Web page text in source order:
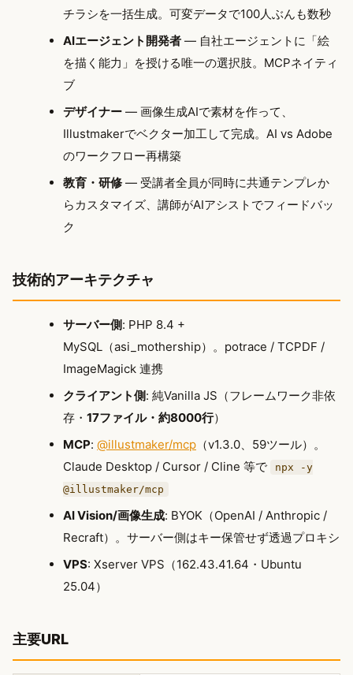
チラシを一括生成。可変データで100人ぶんも数秒
AIエージェント開発者 — 自社エージェントに「絵
を描く能力」を授ける唯一の選択肢。MCPネイティ
ブ
デザイナー — 画像生成AIで素材を作って、
Illustmakerでベクター加工して完成。AI vs Adobe
のワークフロー再構築
教育・研修— 受講者全員が同時に共通テンプレか
らカスタマイズ、講師がAIアシストでフィードバッ
ク
技術的アーキテクチャ
サーバー側: PHP 8.4 +
MySQL（asi_mothership）。potrace / TCPDF /
ImageMagick 連携
クライアント側: 純Vanilla JS（フレームワーク非依
存・ 17ファイル・約8000行）
MCP: @illustmaker/mcp （v1.3.0、59ツール）。
Claude Desktop / Cursor / Cline 等で
npx -y
@illustmaker/mcp
AI Vision/画像生成: BYOK（OpenAI / Anthropic /
Recraft）。サーバー側はキー保管せず透過プロキシ
VPS: Xserver VPS（162.43.41.64・Ubuntu
25.04）
主要URL